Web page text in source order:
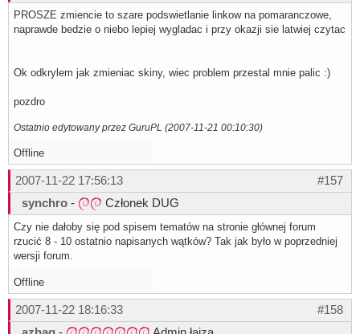
PROSZE zmiencie to szare podswietlanie linkow na pomaranczowe,
naprawde bedzie o niebo lepiej wygladac i przy okazji sie latwiej czytac
Ok odkrylem jak zmieniac skiny, wiec problem przestal mnie palic :)
pozdro
Ostatnio edytowany przez GuruPL (2007-11-21 00:10:30)
Offline
#157
2007-11-22 17:56:13
synchro - Członek DUG
Czy nie dałoby się pod spisem tematów na stronie głównej forum
rzucić 8 - 10 ostatnio napisanych wątków? Tak jak było w poprzedniej
wersji forum.
Offline
#158
2007-11-22 18:16:33